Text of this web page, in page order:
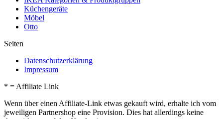
Küchengeräte
Möbel
Otto
Seiten
Datenschutzerklärung
Impressum
* = Affiliate Link
Wenn über einen Affiliate-Link etwas gekauft wird, erhalte ich vom
jeweiligen Partnershop eine Provision. Dies hat allerdings keine